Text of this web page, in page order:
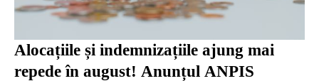
Alocațiile și indemnizațiile ajung mai
repede în august! Anunțul ANPIS